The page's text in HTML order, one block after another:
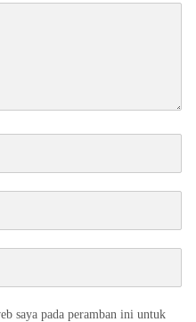
saya pada peramban ini untuk